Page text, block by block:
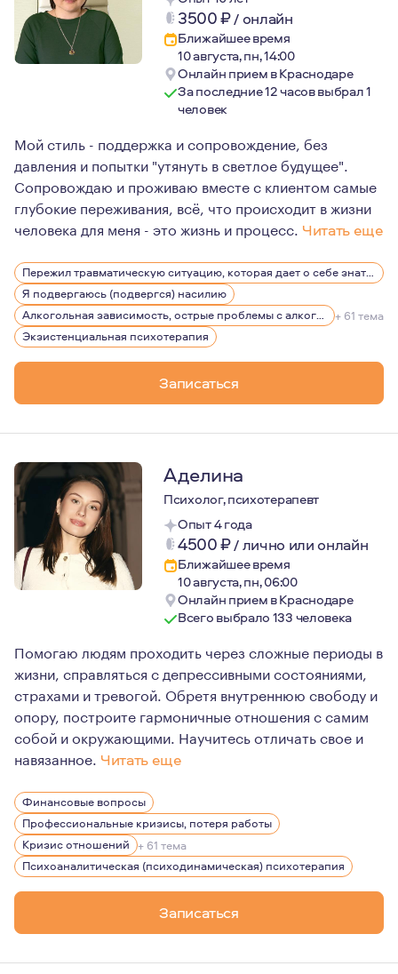
3500₽/ онлайн
Ближайшее время
10 августа, пн, 14:00
Онлайн прием в Краснодаре
За последние 12 часов выбрал 1
человек
Мой стиль - поддержка и сопровождение, без
давления и попытки "утянуть в светлое будущее".
Сопровождаю и проживаю вместе с клиентом самые
глубокие переживания, всё, что происходит в жизни
человека для меня - это жизнь и процесс. Читать еще
Много лет своей жизни я посвятила
Работа занимает много места и времени моей жизни,
В отношениях, воспитываю двоих котов. А иногда они
Пережил травматическую ситуацию, которая дает о себе знать, беспокоит, вызывает эмоции
Я подвергаюсь (подвергся) насилию
Алкогольная зависимость, острые проблемы с алкоголем
+ 61 тема
Экзистенциальная психотерапия
Записаться
Аделина
Психолог, психотерапевт
Опыт 4 года
4500₽/лично или онлайн
Ближайшее время
10 августа, пн, 06:00
Онлайн прием в Краснодаре
Всего выбрало 133 человека
Помогаю людям проходить через сложные периоды в
жизни, справляться с депрессивными состояниями,
страхами и тревогой. Обретя внутреннюю свободу и
опору, построите гармоничные отношения с самим
собой и окружающими. Научитесь отличать свое и
навязанное. Читать еще
Член Международной ассоциации терапии,
Член Русскоязычного общества терапии
Прохожу супервизию у О. Кернберга и Ф. Йоманса.
Член Национальной Ассоциации EMDR России.
Регулярно участвую в научных конференциях и
Регулярно посещаю супервизии и прохожу личную
Гарантирую конфиденциальность.
Финансовые вопросы
Профессиональные кризисы, потеря работы
Кризис отношений + 61 тема
Психоаналитическая (психодинамическая) психотерапия
Записаться